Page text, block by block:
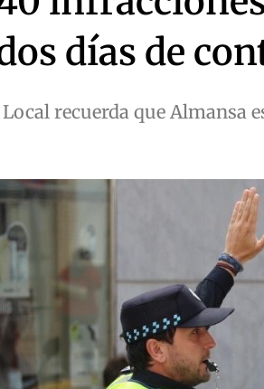
días de
recuerda que Almansa